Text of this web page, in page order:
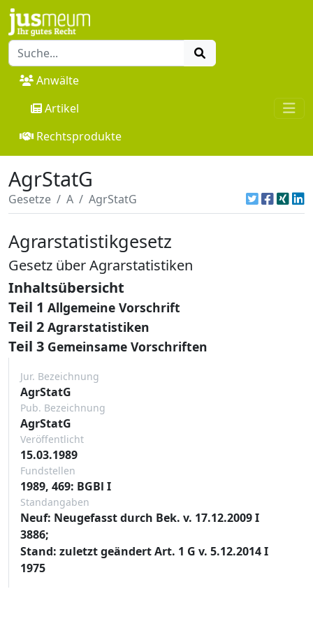
Anwälte
Artikel
Rechtsprodukte
AgrStatG
Gesetze A AgrStatG
Agrarstatistikgesetz
Gesetz über Agrarstatistiken
Inhaltsübersicht
Teil 1 Allgemeine Vorschrift
Teil 2 Agrarstatistiken
Teil 3 Gemeinsame Vorschriften
Jur. Bezeichnung
AgrStatG
Pub. Bezeichnung
AgrStatG
Veröffentlicht
15.03.1989
Fundstellen
1989, 469: BGBl I
Standangaben
Neuf: Neugefasst durch Bek. v. 17.12.2009 I
3886;
Stand: zuletzt geändert Art. 1 G v. 5.12.2014 I
1975